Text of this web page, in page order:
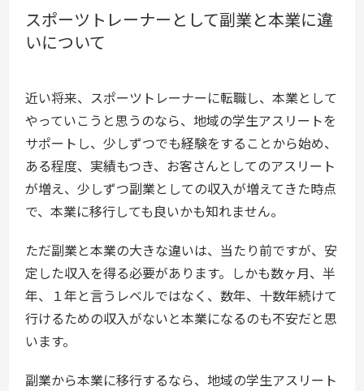
スポーツトレーナーとして副業と本業に違
いについて
近い将来、スポーツトレーナーに転職し、本業として
やっていこうと思うのなら、地域の学生アスリートを
サポートし、少しずつでも経験をすることから始め、
ある程度、実績もつき、お客さんとしてのアスリート
が増え、少しずつ副業としての収入が増えてきた時点
で、本業に移行しても良いかも知れません。
ただ副業と本業の大きな違いは、当たり前ですが、安
定した収入を得る必要があります。しかも数ヶ月、半
年、１年と言うレベルではなく、数年、十数年続けて
行けるための収入がないと本業になるのも不安だと思
います。
副業から本業に移行するなら、地域の学生アスリート